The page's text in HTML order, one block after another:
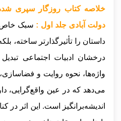
خلاصه کتاب روزگار سپری
دولت آبادی جلد اول : سبک خاص
داستان را تأثیرگذارتر ساخته،
درخشان ادبیات اجتماعی
واژه‌ها، نحوه روایت و
می‌دهد که در عین واقع‌گرایی،
اندیشه‌برانگیز است. این اثر